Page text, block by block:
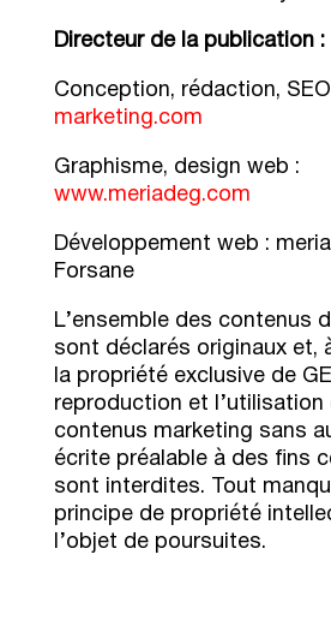
Directeur de la publication
Conception, rédaction,
marketing.com
Graphisme, design web :
www.meriadeg.com
Développement web :
Forsane
L’ensemble des contenus
sont déclarés originaux et,
la propriété exclusive de
reproduction et l’utilisation
contenus marketing sans
écrite préalable à des fins
sont interdites. Tout
principe de propriété
l’objet de poursuites.